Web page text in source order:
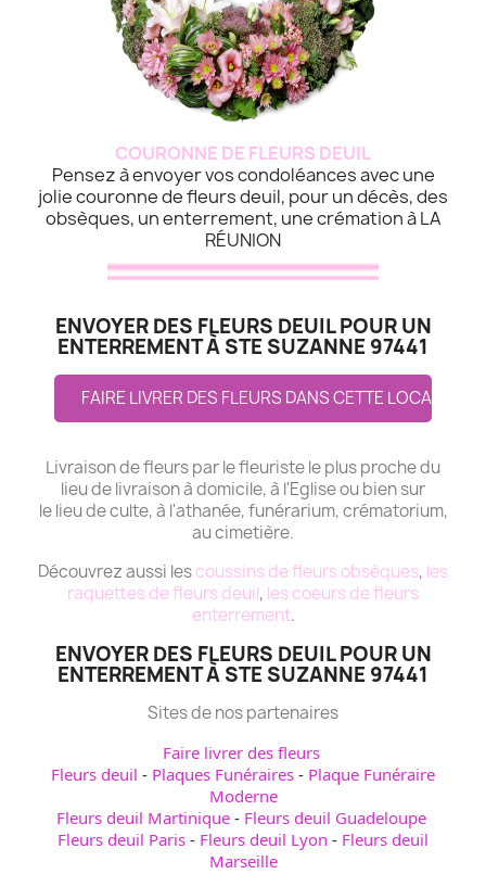
COURONNE DE FLEURS DEUIL
Pensez à envoyer vos condoléances avec une
jolie couronne de fleurs deuil, pour un décès, des
obsèques, un enterrement, une crémation à LA
RÉUNION
ENVOYER DES FLEURS DEUIL POUR UN
ENTERREMENT À STE SUZANNE 97441
FAIRE LIVRER DES FLEURS DANS CETTE LOCALITE
Livraison de fleurs par le fleuriste le plus proche du
lieu de livraison à domicile, à l'Eglise ou bien sur
le lieu de culte, à l'athanée, funérarium, crématorium,
au cimetière.
Découvrez aussi lescoussins de fleurs obsèques, les
raquettes de fleurs deuil, les coeurs de fleurs
enterrement.
ENVOYER DES FLEURS DEUIL POUR UN
ENTERREMENT À STE SUZANNE 97441
Sites de nos partenaires
Faire livrer des fleurs
Fleurs deuil - Plaques Funéraires - Plaque Funéraire
Moderne
Fleurs deuil Martinique- Fleurs deuil Guadeloupe
Fleurs deuil Paris - Fleurs deuil Lyon - Fleurs deuil
Marseille